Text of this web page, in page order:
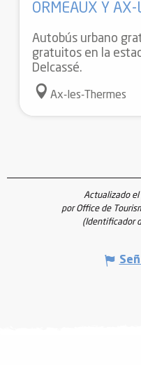
ORMEAUX Y
Autobús urbano
gratuitos en la
Delcassé.
Ax-les-Thermes
Actualizado
por Office de
(Identificador